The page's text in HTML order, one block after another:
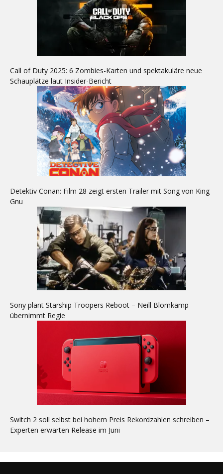
Call of Duty 2025: 6 Zombies-Karten und spektakuläre neue
Schauplätze laut Insider-Bericht
Detektiv Conan: Film 28 zeigt ersten Trailer mit Song von King
Gnu
Sony plant Starship Troopers Reboot – Neill Blomkamp
übernimmt Regie
Switch 2 soll selbst bei hohem Preis Rekordzahlen schreiben –
Experten erwarten Release im Juni